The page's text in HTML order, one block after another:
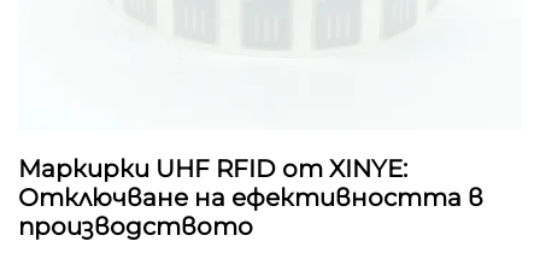
Маркирки UHF RFID от XINYE:
Отключване на ефективността в
производството